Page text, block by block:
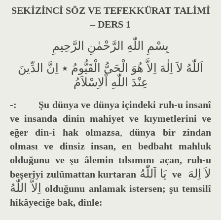
SEKİZİNCİ SÖZ VE TEFEKKÜRAT TALİMİ
– DERS 1
بِسْمِ اللّٰهِ الرَّحْمٰنِ الرَّحِيمِ
اَللّٰهُ لاَ اِلٰهَ اِلاَّ هُوَ الْحَىُّ الْقَيُّومُ ٭ اِنَّ الدِّينَ
عِنْدَ اللّٰهِ اْلاِسْلاَمُ
-:
Şu dünya ve dünya içindeki ruh-u insanî
ve insanda dinin mahiyet ve kıymetlerini ve
eğer din-i hak olmazsa,dünya bir zindan
olması
ve dinsiz insan, en bedbaht mahluk
olduğunu ve şu âlemin tılsımını açan, ruh-u
beşerîyi zulümattan kurtaran يَا اَللّٰهُ ve
اِلاَّ اللّٰهُ
olduğunu anlamak istersen; şu temsilî
hikâyeciğe bak, dinle: